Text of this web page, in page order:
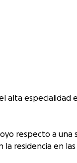
alta especialidad
respecto a una
residencia en las